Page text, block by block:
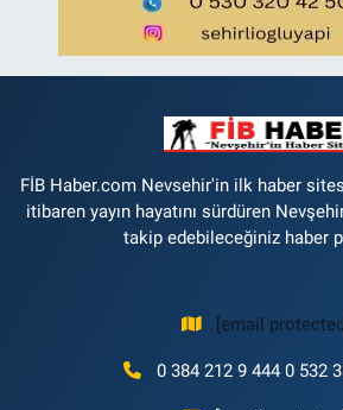
FİB Haber.com Nevsehir'in ilk haber
itibaren yayın hayatını sürdüren
takip edebileceğiniz haber
[email
0 384 212 9 444 0 532